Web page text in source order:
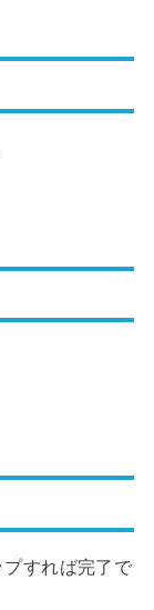
すれば完了で